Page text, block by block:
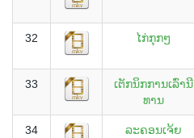
32 ໄກ່ກຸກໆ
33
ເຕັກນິກການເລົ່ານີ
ທານ
34 ລະຄອນເຈ້ຍ